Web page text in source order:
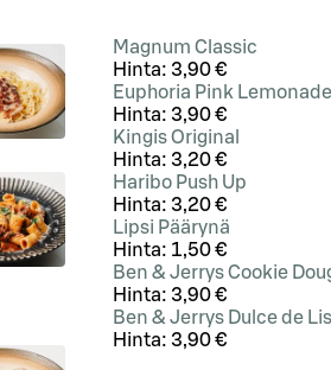
Magnum Classic
Hinta: 3,90 €
Euphoria Pink Lemonade
Hinta: 3,90 €
Kingis Original
Hinta: 3,20 €
Haribo Push Up
Hinta: 3,20 €
Lipsi Päärynä
Hinta: 1,50 €
Ben & Jerrys Cookie
Hinta: 3,90 €
Ben & Jerrys Dulce de
Hinta: 3,90 €